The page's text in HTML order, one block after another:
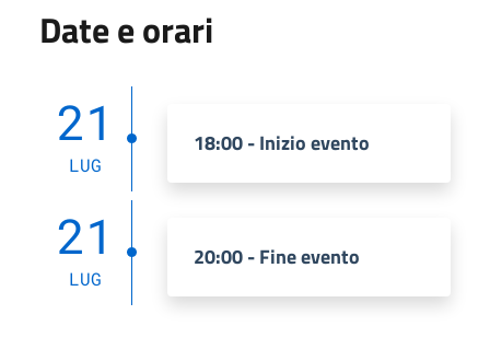
Date e orari
21
LUG
18:00 - Inizio evento
21
LUG
20:00 - Fine evento